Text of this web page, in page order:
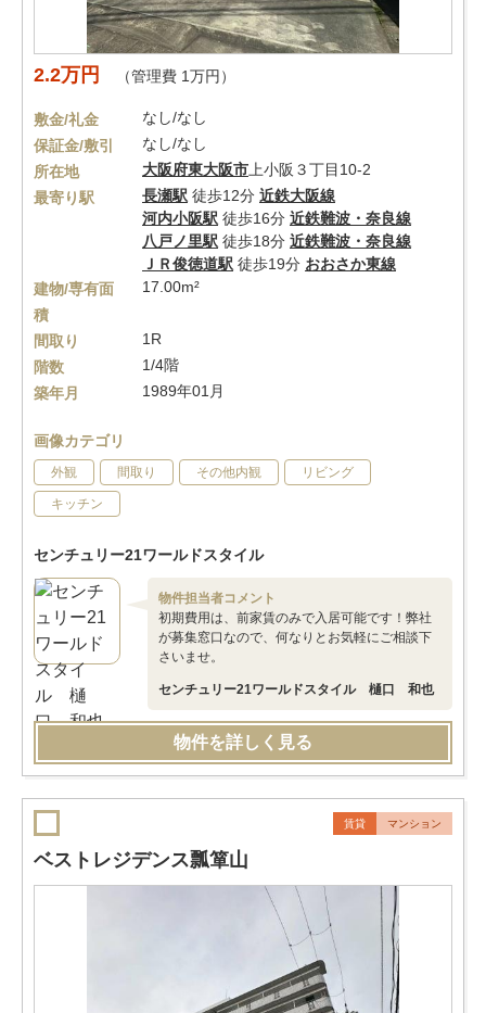
2.2万円 （管理費 1万円）
敷金/礼金
なし/なし
保証金/敷引
なし/なし
所在地
大阪府東大阪市 上小阪３丁目10-2
最寄り駅
長瀬駅 徒歩12分 近鉄大阪線
河内小阪駅 徒歩16分 近鉄難波・奈良線
八戸ノ里駅 徒歩18分 近鉄難波・奈良線
ＪＲ俊徳道駅 徒歩19分 おおさか東線
建物/専有面
積
17.00m²
間取り
1R
階数
1/4階
築年月
1989年01月
画像カテゴリ
外観 間取り その他内観 リビング
キッチン
センチュリー21ワールドスタイル
物件担当者コメント
初期費用は、前家賃のみで入居可能です！弊社
が募集窓口なので、何なりとお気軽にご相談下
さいませ。
センチュリー21ワールドスタイル 樋口 和也
物件を詳しく見る
賃貸 マンション
ベストレジデンス瓢箪山